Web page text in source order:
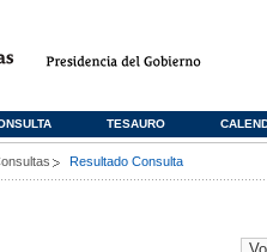
TESAURO
Resultado Consulta